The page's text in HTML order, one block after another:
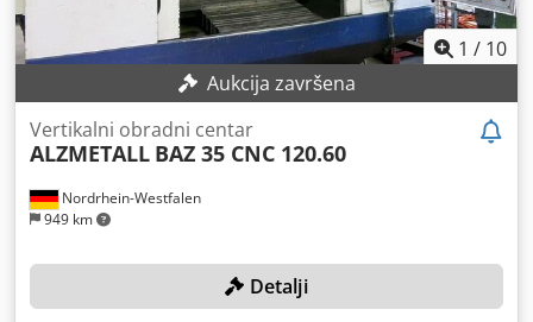
1 / 10
Aukcija završena
Nordrhein-Westfalen
949 km
Vertikalni obradni centar
ALZMETALL BAZ 35 CNC 120.60
Detalji